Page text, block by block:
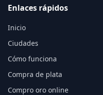
Enlaces rápidos
Inicio
Ciudades
Cómo funciona
Compra de plata
Compro oro online